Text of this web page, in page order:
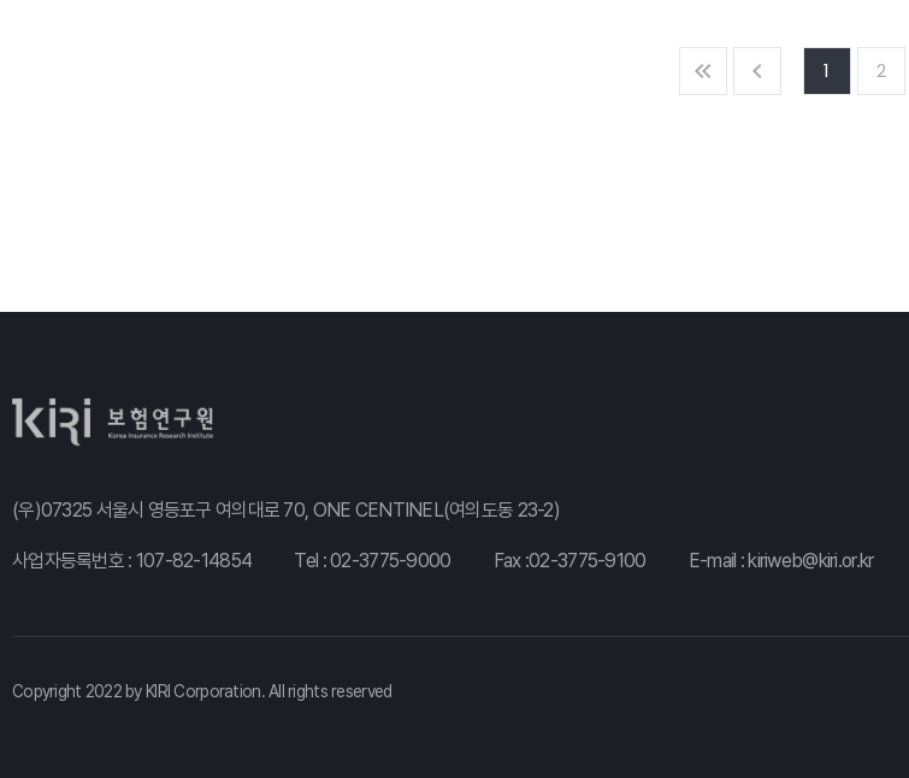
1 2
(우)07325 서울시 영등포구 여의대로 70, ONE CENTINEL(여의도동 23-2)
사업자등록번호 : 107-82-14854 Tel :02-3775-9000 Fax :02-3775-9100 E-mail : kiriweb@kiri.or.kr
Copyright 2022 by KIRI Corporation. All rights reserved